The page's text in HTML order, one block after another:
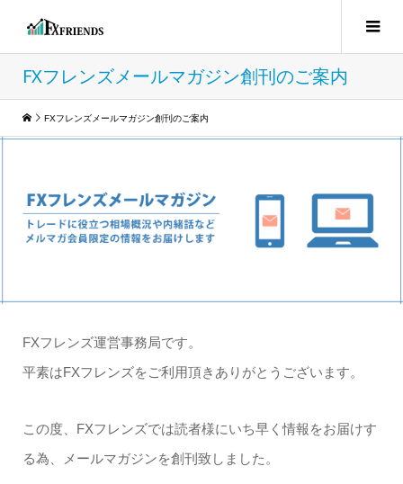
FXフレンズメールマガジン創刊のご案内
FXフレンズメールマガジン創刊のご案内
FXフレンズ運営事務局です。
平素はFXフレンズをご利用頂きありがとうございます。
この度、FXフレンズでは読者様にいち早く情報をお届けす
る為、メールマガジンを創刊致しました。